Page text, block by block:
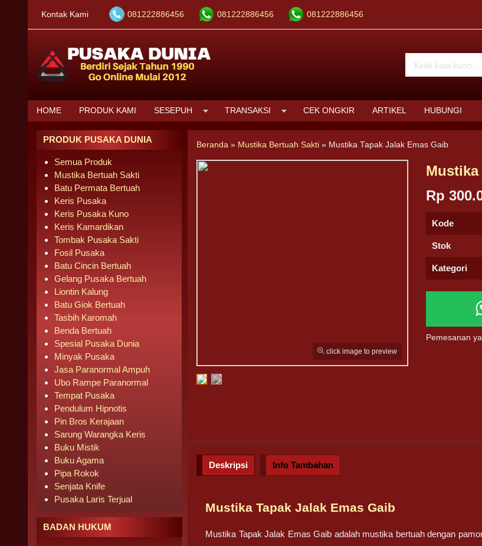
Kontak Kami 081222886456 081222886456 081222886456
HOME PRODUK KAMI SESEPUH TRANSAKSI CEK ONGKIR ARTIKEL HUBUNGI
Beranda » Mustika Bertuah Sakti » Mustika Tapak Jalak Emas Gaib
click image to preview
Mustika
Rp
Kode
Stok
Kategori
Pemesanan
Deskripsi Info Tambahan
Mustika Tapak Jalak Emas Gaib
Mustika Tapak Jalak Emas Gaib adalah mustika bertuah dengan
PRODUK PUSAKA DUNIA
Semua Produk
Mustika Bertuah Sakti
Batu Permata Bertuah
Keris Pusaka
Keris Pusaka Kuno
Keris Kamardikan
Tombak Pusaka Sakti
Fosil Pusaka
Batu Cincin Bertuah
Gelang Pusaka Bertuah
Liontin Kalung
Batu Giok Bertuah
Tasbih Karomah
Benda Bertuah
Spesial Pusaka Dunia
Minyak Pusaka
Jasa Paranormal Ampuh
Ubo Rampe Paranormal
Tempat Pusaka
Pendulum Hipnotis
Pin Bros Kerajaan
Sarung Warangka Keris
Buku Mistik
Buku Agama
Pipa Rokok
Senjata Knife
Pusaka Laris Terjual
BADAN HUKUM